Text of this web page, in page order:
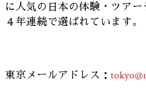
に人気の日本の体験・ツア
４年連続で選ばれています。
東京メールアドレス：